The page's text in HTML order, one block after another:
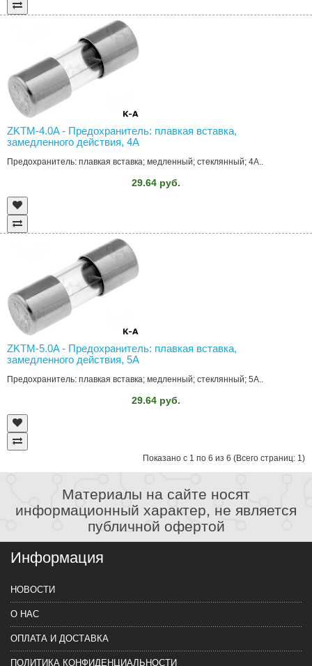
ZKTM-4.0A - Предохранитель: плавкая вставка,
замедленного действия, 4А
Предохранитель: плавкая вставка; медленный; стеклянный; 4А..
29.64 руб.
ZKTM-5.0A - Предохранитель: плавкая вставка,
замедленного действия, 5А
Предохранитель: плавкая вставка; медленный; стеклянный; 5А..
29.64 руб.
Показано с 1 по 6 из 6 (Всего страниц: 1)
Материалы на сайте носят
информационный характер, не является
публичной офертой
Информация
НОВОСТИ
О НАС
ОПЛАТА И ДОСТАВКА
ПОЛИТИКА КОНФИДЕНЦИАЛЬНОСТИ